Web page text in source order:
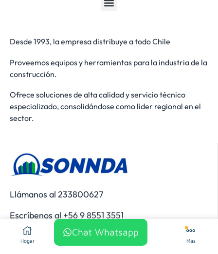
Hogar Más
Desde 1993, la empresa distribuye a todo Chile
Proveemos equipos y herramientas para la industria de la
construcción.
Ofrece soluciones de alta calidad y servicio técnico
especializado, consolidándose como líder regional en el
sector.
Llámanos al 233800627
Escríbenos al +56 9 8551 3551
NUEVO LOCALChat Whatsapp